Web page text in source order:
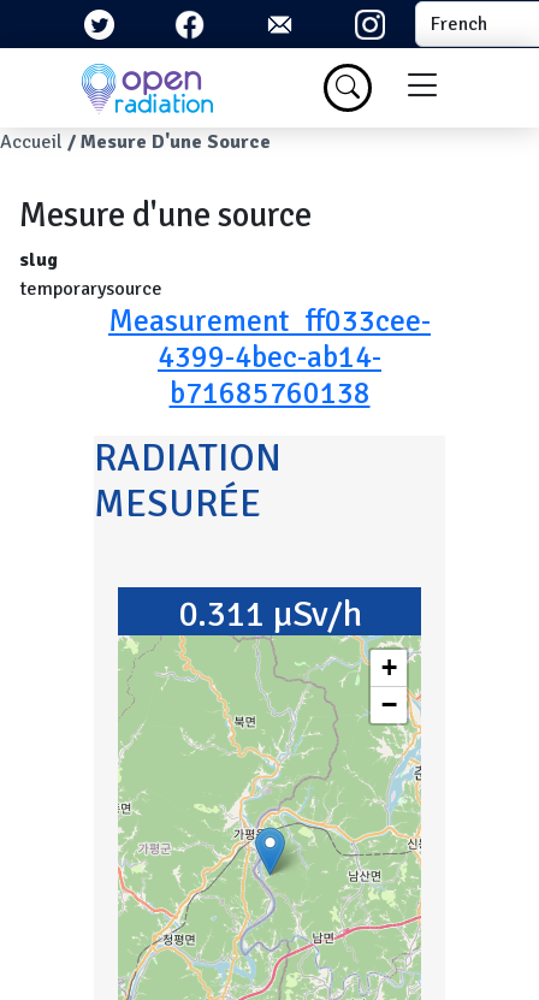
Aller au contenu principal Select your
Menu du
Fil d'Ariane
Accueil Mesure D'une Source
Mesure d'une source
slug
temporarysource
Measurement_ff033cee-
4399-4bec-ab14-
b71685760138
RADIATION
MESURÉE
0.311 µSv/h
+
−